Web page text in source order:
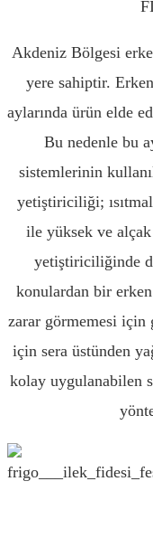
Akdeniz Bölgesi
yere sahiptir.
aylarında ürün elde
Bu nedenle bu
sistemlerinin
yetiştiriciliği;
ile yüksek ve alçak
yetiştiriciliğinde
konulardan bir
zarar görmemesi için
için sera üstünden
kolay uygulanabilen